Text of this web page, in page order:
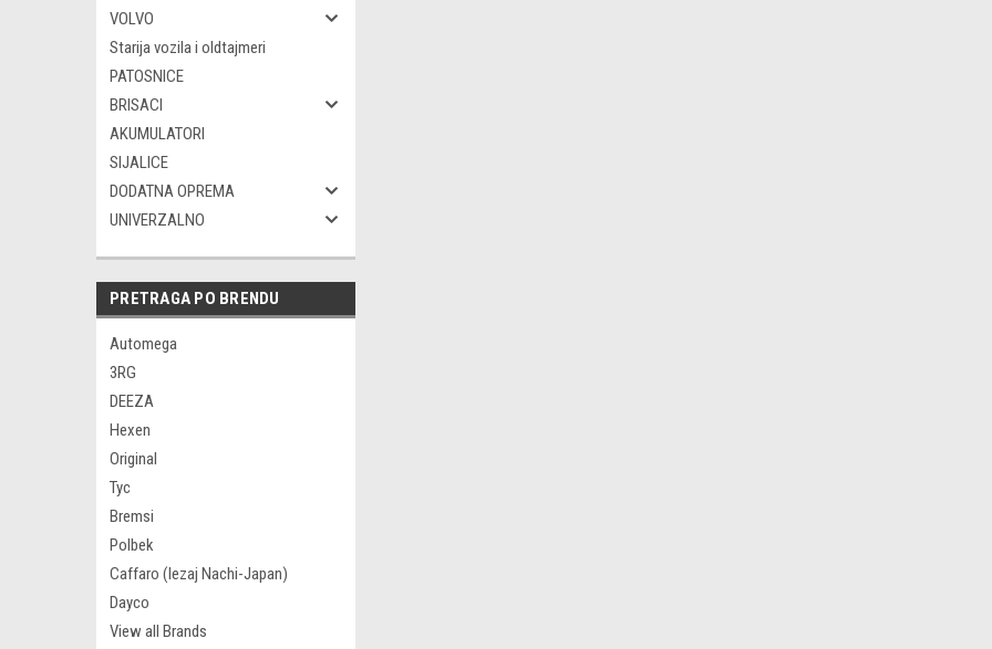
VOLVO
Starija vozila i oldtajmeri
PATOSNICE
BRISACI
AKUMULATORI
SIJALICE
DODATNA OPREMA
UNIVERZALNO
PRETRAGA PO BRENDU
Automega
3RG
DEEZA
Hexen
Original
Tyc
Bremsi
Polbek
Caffaro (lezaj Nachi-Japan)
Dayco
View all Brands